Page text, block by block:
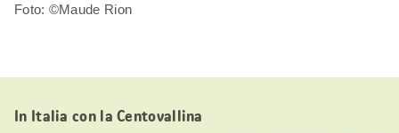
Foto: ©Maude Rion
In Italia con la Centovallina